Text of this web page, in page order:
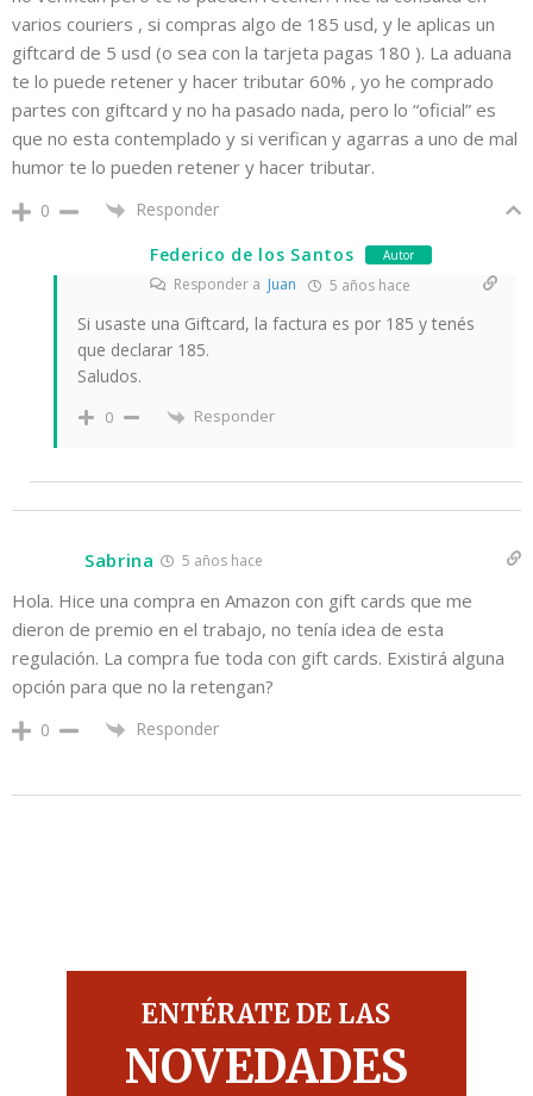
varios couriers , si compras algo de 185 usd, y le aplicas un
giftcard de 5 usd (o sea con la tarjeta pagas 180 ). La aduana
te lo puede retener y hacer tributar 60% , yo he comprado
partes con giftcard y no ha pasado nada, pero lo “oficial” es
que no esta contemplado y si verifican y agarras a uno de mal
humor te lo pueden retener y hacer tributar.
0 Responder
Federico de los Santos Autor
Responder a Juan 5 años hace
Si usaste una Giftcard, la factura es por 185 y tenés
que declarar 185.
Saludos.
0 Responder
Sabrina 5 años hace
Hola. Hice una compra en Amazon con gift cards que me
dieron de premio en el trabajo, no tenía idea de esta
regulación. La compra fue toda con gift cards. Existirá alguna
opción para que no la retengan?
0 Responder
ENTÉRATE DE LAS
NOVEDADES